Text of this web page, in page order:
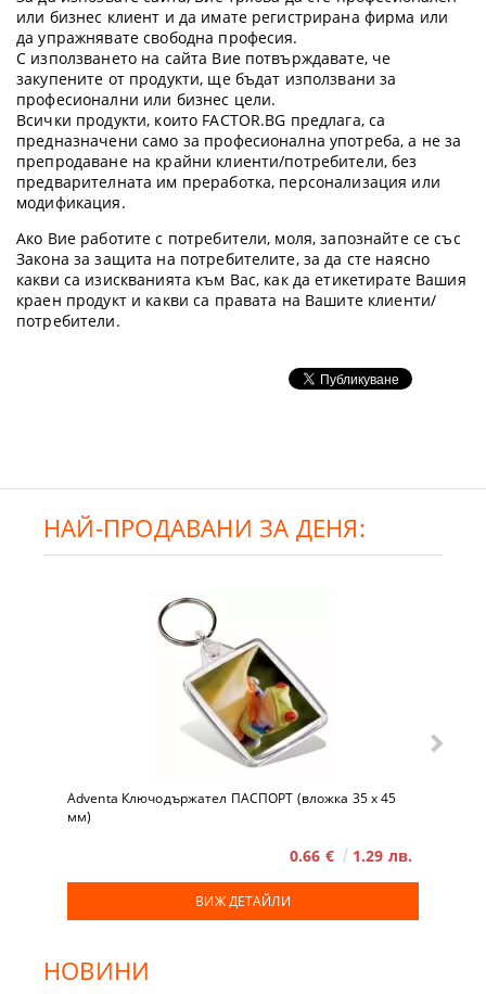
или бизнес клиент и да имате регистрирана фирма или
да упражнявате свободна професия.
С използването на сайта Вие потвърждавате, че
закупените от продукти, ще бъдат използвани за
професионални или бизнес цели.
Всички продукти, които FACTOR.BG предлага, са
предназначени само за професионална употреба, а не за
препродаване на крайни клиенти/потребители, без
предварителната им преработка, персонализация или
модификация.
Ако Вие работите с потребители, моля, запознайте се със
Закона за защита на потребителите, за да сте наясно
какви са изискванията към Вас, как да етикетирате Вашия
краен продукт и какви са правата на Вашите клиенти/
потребители.
НАЙ-ПРОДАВАНИ ЗА ДЕНЯ:
Adventa Ключодържател ПАСПОРТ (вложка 35 x 45
мм)
0.66 € 1.29 лв.
ВИЖ ДЕТАЙЛИ
НОВИНИ